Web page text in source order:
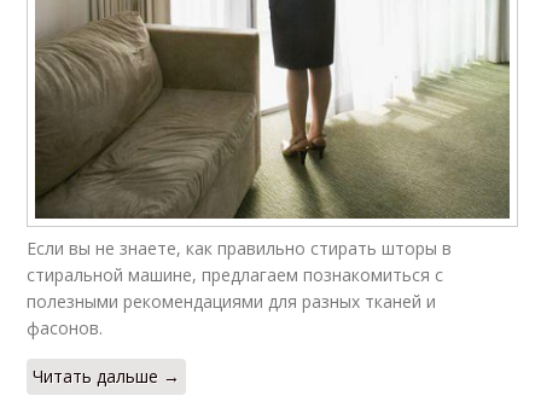
Если вы не знаете, как правильно стирать шторы в
стиральной машине, предлагаем познакомиться с
полезными рекомендациями для разных тканей и
фасонов.
Читать дальше →